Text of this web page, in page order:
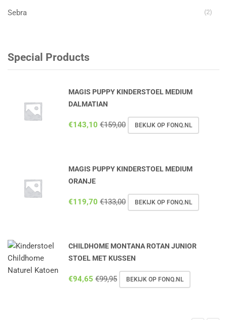
Sebra (2)
Special Products
MAGIS PUPPY KINDERSTOEL MEDIUM
DALMATIAN
€143,10 €159,00 BEKIJK OP FONQ.NL
MAGIS PUPPY KINDERSTOEL MEDIUM
ORANJE
€119,70 €133,00 BEKIJK OP FONQ.NL
CHILDHOME MONTANA ROTAN JUNIOR
STOEL MET KUSSEN
€94,65 €99,95 BEKIJK OP FONQ.NL